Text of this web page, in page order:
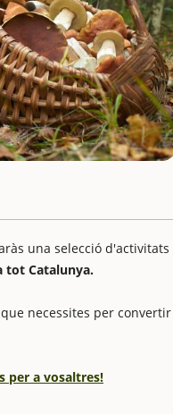
una selecció d'activitats
tot Catalunya.
necessites per convertir
per a vosaltres!